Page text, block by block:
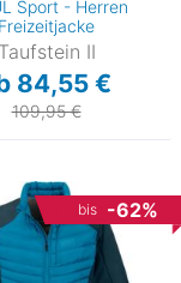
Sport - Herren
Freizeitjacke
Taufstein II
84,55 €
109,95 €
bis -62%